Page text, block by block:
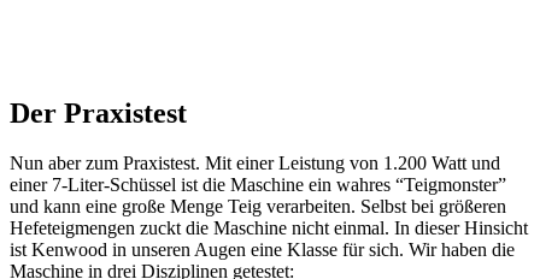
Der Praxistest
Nun aber zum Praxistest. Mit einer Leistung von 1.200 Watt und
einer 7-Liter-Schüssel ist die Maschine ein wahres “Teigmonster”
und kann eine große Menge Teig verarbeiten. Selbst bei größeren
Hefeteigmengen zuckt die Maschine nicht einmal. In dieser Hinsicht
ist Kenwood in unseren Augen eine Klasse für sich. Wir haben die
Maschine in drei Disziplinen getestet: